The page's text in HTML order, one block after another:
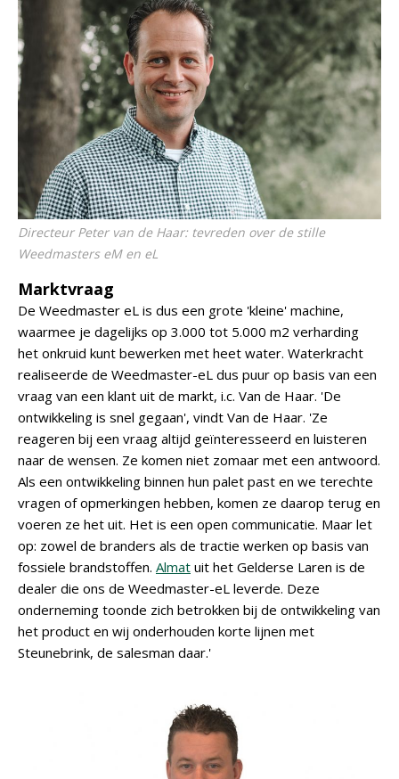
Directeur Peter van de Haar: tevreden over de stille
Weedmasters eM en eL
Marktvraag
De Weedmaster eL is dus een grote 'kleine' machine,
waarmee je dagelijks op 3.000 tot 5.000 m2 verharding
het onkruid kunt bewerken met heet water. Waterkracht
realiseerde de Weedmaster-eL dus puur op basis van een
vraag van een klant uit de markt, i.c. Van de Haar. 'De
ontwikkeling is snel gegaan', vindt Van de Haar. 'Ze
reageren bij een vraag altijd geïnteresseerd en luisteren
naar de wensen. Ze komen niet zomaar met een antwoord.
Als een ontwikkeling binnen hun palet past en we terechte
vragen of opmerkingen hebben, komen ze daarop terug en
voeren ze het uit. Het is een open communicatie. Maar let
op: zowel de branders als de tractie werken op basis van
fossiele brandstoffen. Almat uit het Gelderse Laren is de
dealer die ons de Weedmaster-eL leverde. Deze
onderneming toonde zich betrokken bij de ontwikkeling van
het product en wij onderhouden korte lijnen met
Steunebrink, de salesman daar.'